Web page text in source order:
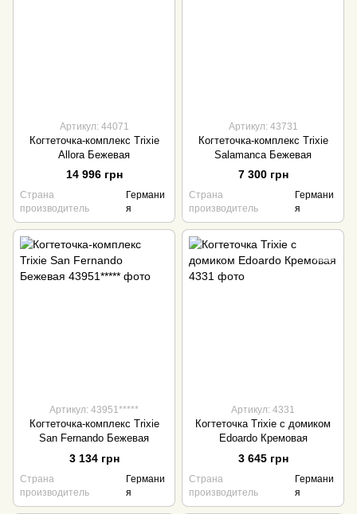
Артикул: 44071
Когтеточка-комплекс Trixie
Allora Бежевая
14 996 грн
Страна
производитель
Германи
я
Артикул: 43731
Когтеточка-комплекс Trixie
Salamanca Бежевая
7 300 грн
Страна
производитель
Германи
я
Артикул: 43951*****
Когтеточка-комплекс Trixie
San Fernando Бежевая
3 134 грн
Страна
производитель
Германи
я
Артикул: 4331
Когтеточка Trixie с домиком
Edoardo Кремовая
3 645 грн
Страна
производитель
Германи
я